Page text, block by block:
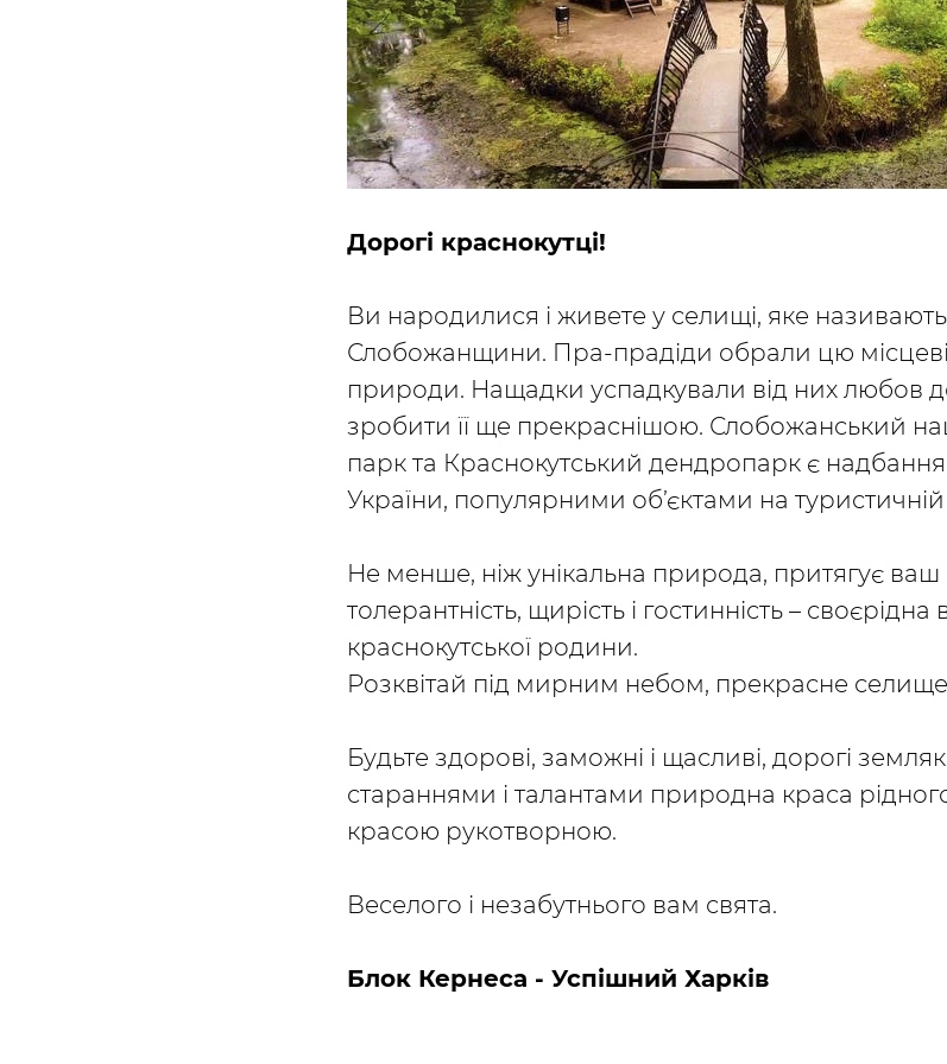
Дорогі краснокутці!
Ви народилися і живете у селищі, яке
Слобожанщини. Пра-прадіди обрали цю
природи. Нащадки успадкували від них любов
зробити її ще прекраснішою. Слобожанський
парк та Краснокутський дендропарк є надбанням
України, популярними об’єктами на туристичній
Не менше, ніж унікальна природа, притягує ваш
толерантність, щирість і гостинність – своєрідна
краснокутської родини.
Розквітай під мирним небом, прекрасне
Будьте здорові, заможні і щасливі, дорогі
стараннями і талантами природна краса
красою рукотворною.
Веселого і незабутнього вам свята.
Блок Кернеса - Успішний Харків